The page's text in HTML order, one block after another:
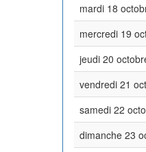
mardi 18
mercredi 19
jeudi 20
vendredi 21
samedi 22
dimanche 23